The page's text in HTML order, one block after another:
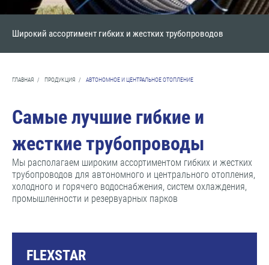
Широкий ассортимент гибких и жестких трубопроводов
ГЛАВНАЯ / ПРОДУКЦИЯ / АВТОНОМНОЕ И ЦЕНТРАЛЬНОЕ ОТОПЛЕНИЕ
Самые лучшие гибкие и
жесткие трубопроводы
Мы располагаем широким ассортиментом гибких и жестких
трубопроводов для автономного и центрального отопления,
холодного и горячего водоснабжения, систем охлаждения,
промышленности и резервуарных парков
FLEXSTAR